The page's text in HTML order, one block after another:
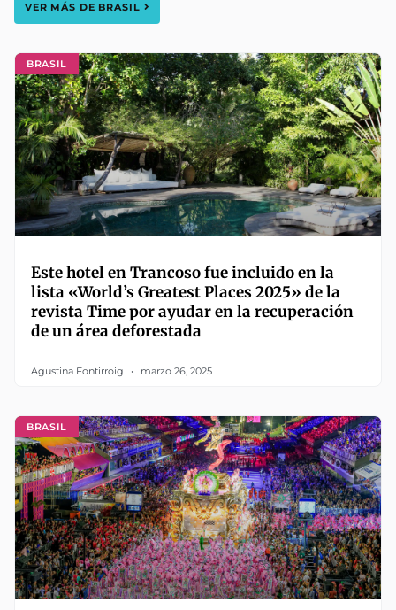
VER MÁS DE BRASIL
BRASIL
Este hotel en Trancoso fue incluido en la
lista «World’s Greatest Places 2025» de la
revista Time por ayudar en la recuperación
de un área deforestada
Agustina Fontirroig marzo 26, 2025
BRASIL